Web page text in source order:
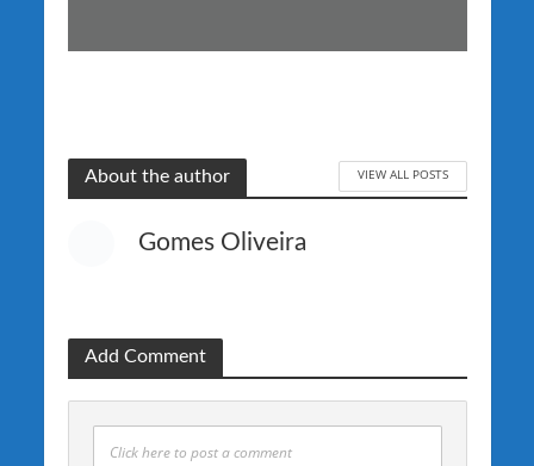
About the author VIEW ALL POSTS
Gomes Oliveira
Add Comment
Click here to post a comment